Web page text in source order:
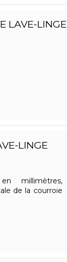
LAVE-LINGE
LINGE
millimètres,
de la courroie